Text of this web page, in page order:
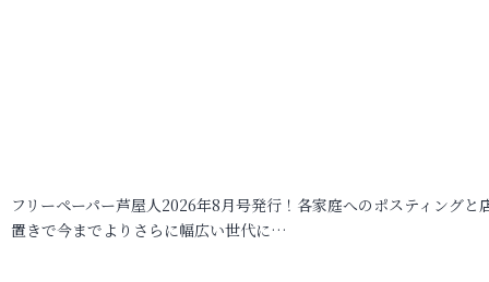
フリーペーパー芦屋人2026年8月号発行！各家庭へのポスティングと
置きで今までよりさらに幅広い世代に…